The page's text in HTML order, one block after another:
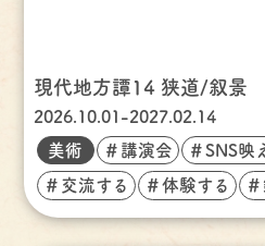
現代地方譚14 狭道/叙景
2026.10.01-2027.02.14
美術 ＃講演会 ＃SNS映
＃交流する ＃体験する